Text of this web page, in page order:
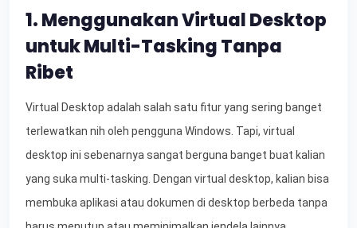
1. Menggunakan Virtual Desktop
untuk Multi-Tasking Tanpa
Ribet
Virtual Desktop adalah salah satu fitur yang sering banget
terlewatkan nih oleh pengguna Windows. Tapi, virtual
desktop ini sebenarnya sangat berguna banget buat kalian
yang suka multi-tasking. Dengan virtual desktop, kalian bisa
membuka aplikasi atau dokumen di desktop berbeda tanpa